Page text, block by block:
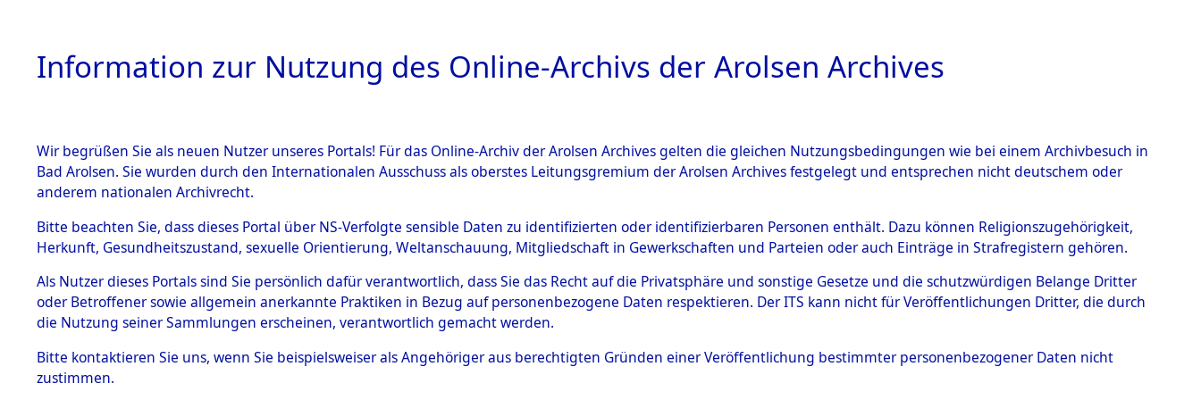
HOME BESTANDSBESCHREIBUNG ARCHIVALE ÜBERSICHT BILD
BESTÄNDE
Inhaftierungsdoku
mente
5. Verschiedenes
Todesmärsche
5.3.1 Alliierte
Ermittlung des Ablaufs und der Routen von
Evakuierungsmärschen, die Feststellung der Anzahl unbekannter
Toter aus Konzentrationslagern und der Ort ihrer Grablegungen:
Fehlanzeigen→0001 (84627746)→0144 (84627891)
Information zur Nutzung des Online-Archivs der Arolsen Archives
Wir begrüßen Sie als neuen Nutzer unseres Portals! Für das Online-Archiv der Arolsen Archives gelten die gleichen Nutzungsbedingungen wie bei einem Archivbesuch in
Bad Arolsen. Sie wurden durch den Internationalen Ausschuss als oberstes Leitungsgremium der Arolsen Archives festgelegt und entsprechen nicht deutschem oder
anderem nationalen Archivrecht.
Bitte beachten Sie, dass dieses Portal über NS-Verfolgte sensible Daten zu identifizierten oder identifizierbaren Personen enthält. Dazu können Religionszugehörigkeit,
Herkunft, Gesundheitszustand, sexuelle Orientierung, Weltanschauung, Mitgliedschaft in Gewerkschaften und Parteien oder auch Einträge in Strafregistern gehören.
Als Nutzer dieses Portals sind Sie persönlich dafür verantwortlich, dass Sie das Recht auf die Privatsphäre und sonstige Gesetze und die schutzwürdigen Belange Dritter
oder Betroffener sowie allgemein anerkannte Praktiken in Bezug auf personenbezogene Daten respektieren. Der ITS kann nicht für Veröffentlichungen Dritter, die durch
die Nutzung seiner Sammlungen erscheinen, verantwortlich gemacht werden.
Bitte kontaktieren Sie uns, wenn Sie beispielsweiser als Angehöriger aus berechtigten Gründen einer Veröffentlichung bestimmter personenbezogener Daten nicht
zustimmen.